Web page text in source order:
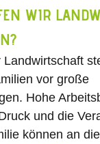
WIR
Landwirtschaft
vor große
Hohe
und die
können an